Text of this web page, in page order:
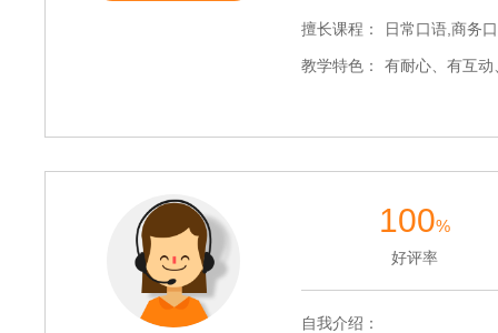
擅长课程： 日常口语,商务
教学特色： 有耐心、有互
100%
好评率
自我介绍：